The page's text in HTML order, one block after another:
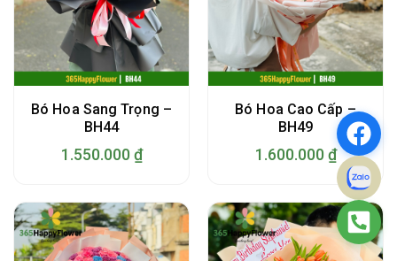
Bó Hoa Sang Trọng –
BH44
1.550.000 ₫
Bó Hoa Cao Cấp –
BH49
1.600.000 ₫